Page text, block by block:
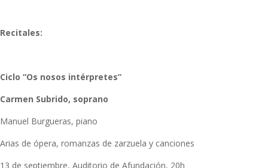
Recitales:
Ciclo “Os nosos intérpretes”
Carmen Subrido, soprano
Manuel Burgueras, piano
Arias de ópera, romanzas de zarzuela y canciones
13 de septiembre, Auditorio de Afundación, 20h